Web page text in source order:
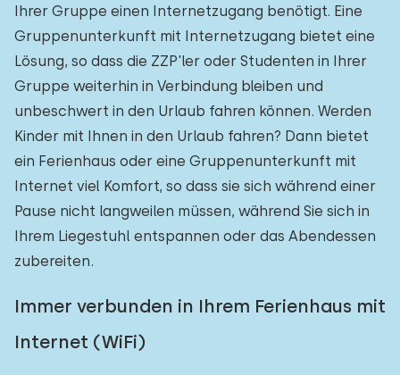
Ihrer Gruppe einen Internetzugang benötigt. Eine
Gruppenunterkunft mit Internetzugang bietet eine
Lösung, so dass die ZZP'ler oder Studenten in Ihrer
Gruppe weiterhin in Verbindung bleiben und
unbeschwert in den Urlaub fahren können. Werden
Kinder mit Ihnen in den Urlaub fahren? Dann bietet
ein Ferienhaus oder eine Gruppenunterkunft mit
Internet viel Komfort, so dass sie sich während einer
Pause nicht langweilen müssen, während Sie sich in
Ihrem Liegestuhl entspannen oder das Abendessen
zubereiten.
Immer verbunden in Ihrem Ferienhaus mit
Internet (WiFi)